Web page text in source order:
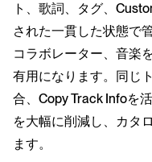
ト、歌詞、タグ、
された一貫した状態で
コラボレーター、音楽
有用になります。同じ
合、Copy Track Infoを
を大幅に削減し、カタ
ます。